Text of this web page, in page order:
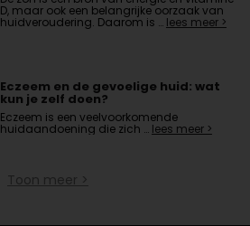
D, maar ook een belangrijke oorzaak van
huidveroudering. Daarom is … lees meer >
Eczeem en de gevoelige huid: wat
kun je zelf doen?
Eczeem is een veelvoorkomende
huidaandoening die zich … lees meer >
Toon meer >